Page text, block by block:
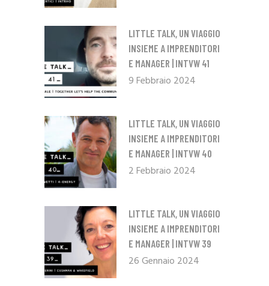
LITTLE TALK, UN VIAGGIO
INSIEME A IMPRENDITORI
E MANAGER | INTVW 41
9 Febbraio 2024
LITTLE TALK, UN VIAGGIO
INSIEME A IMPRENDITORI
E MANAGER | INTVW 40
2 Febbraio 2024
LITTLE TALK, UN VIAGGIO
INSIEME A IMPRENDITORI
E MANAGER | INTVW 39
26 Gennaio 2024